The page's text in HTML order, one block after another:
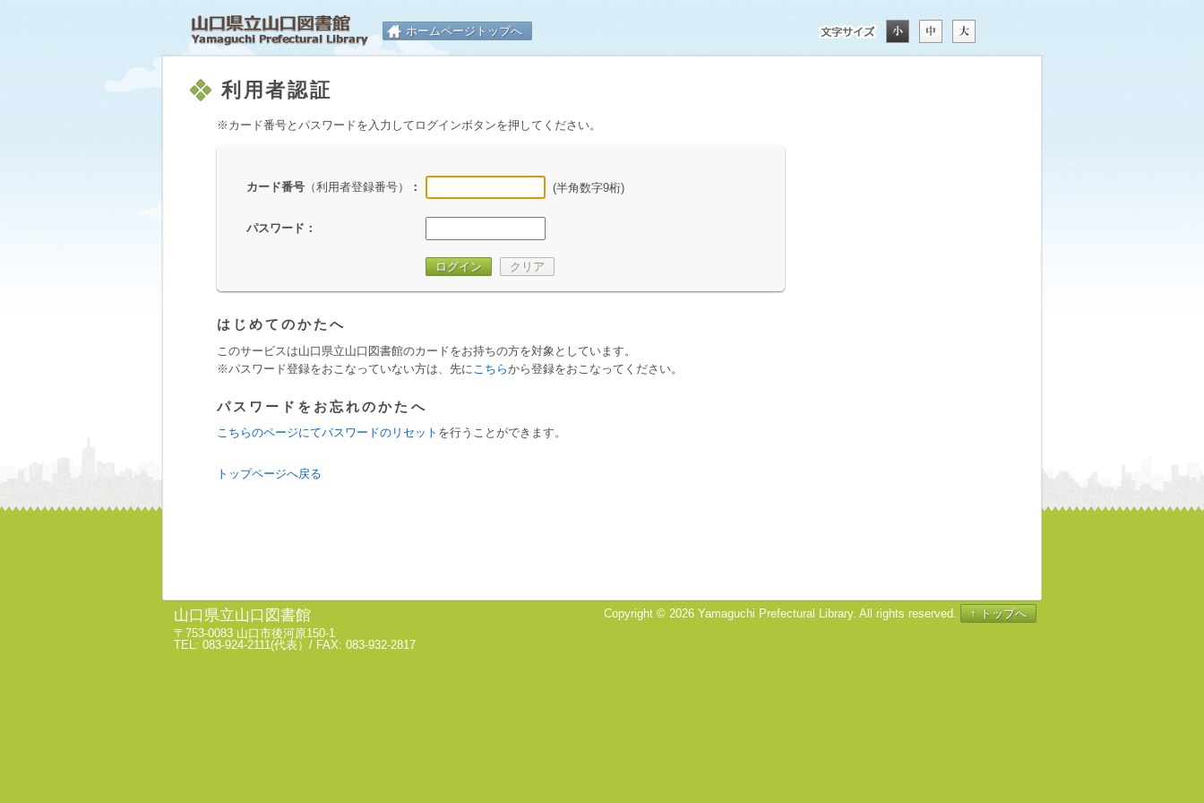
山口県立山口図書館
ホームページトップへ
利用者認証
※カード番号とパスワードを入力してログインボタンを押してください。
カード番号 （利用者登録番号） ： (半角数字9桁)
パスワード ：
ログイン クリア
はじめてのかたへ
このサービスは山口県立山口図書館のカードをお持ちの方を対象としています。
※パスワード登録をおこなっていない方は、先に こちらから登録をおこなってください。
パスワードをお忘れのかたへ
こちらのページにてパスワードのリセット を行うことができます。
トップページへ戻る
Copyright © 2026 Yamaguchi Prefectural Library. All rights reserved. ↑ トップへ
山口県立山口図書館
〒753-0083 山口市後河原150-1
TEL: 083-924-2111(代表）/ FAX: 083-932-2817